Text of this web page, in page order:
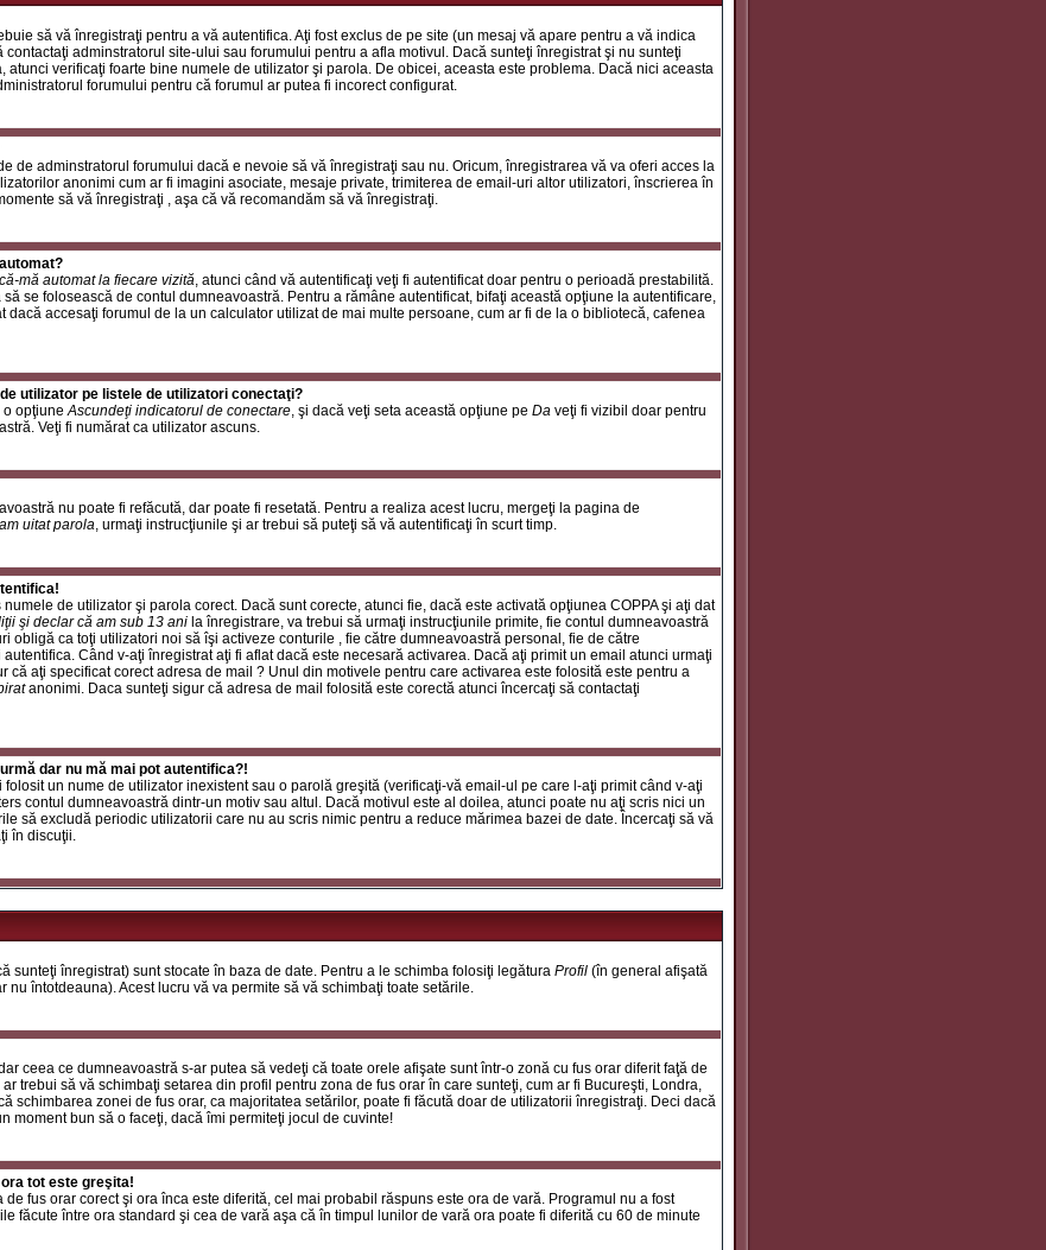
să vă înregistraţi pentru a vă autentifica. Aţi fost exclus de pe site (un mesaj vă apare pentru a vă indica
contactaţi adminstratorul site-ului sau forumului pentru a afla motivul. Dacă sunteţi înregistrat şi nu sunteţi
atunci verificaţi foarte bine numele de utilizator şi parola. De obicei, aceasta este problema. Dacă nici aceasta
forumului pentru că forumul ar putea fi incorect configurat.
de adminstratorul forumului dacă e nevoie să vă înregistraţi sau nu. Oricum, înregistrarea vă va oferi acces la
anonimi cum ar fi imagini asociate, mesaje private, trimiterea de email-uri altor utilizatori, înscrierea în
să vă înregistraţi , aşa că vă recomandăm să vă înregistraţi.
mă automat la fiecare vizită, atunci când vă autentificaţi veţi fi autentificat doar pentru o perioadă prestabilită.
se folosească de contul dumneavoastră. Pentru a rămâne autentificat, bifaţi această opţiune la autentificare,
dacă accesaţi forumul de la un calculator utilizat de mai multe persoane, cum ar fi de la o bibliotecă, cafenea
utilizator pe listele de utilizatori conectaţi?
o opţiuneAscundeţi indicatorul de conectare, şi dacă veţi seta această opţiune pe Da veţi fi vizibil doar pentru
Veţi fi numărat ca utilizator ascuns.
nu poate fi refăcută, dar poate fi resetată. Pentru a realiza acest lucru, mergeţi la pagina de
uitat parola, urmaţi instrucţiunile şi ar trebui să puteţi să vă autentificaţi în scurt timp.
de utilizator şi parola corect. Dacă sunt corecte, atunci fie, dacă este activată opţiunea COPPA şi aţi dat
şi declar că am sub 13 ani la înregistrare, va trebui să urmaţi instrucţiunile primite, fie contul dumneavoastră
obligă ca toţi utilizatori noi să îşi activeze conturile , fie către dumneavoastră personal, fie de către
Când v-aţi înregistrat aţi fi aflat dacă este necesară activarea. Dacă aţi primit un email atunci urmaţi
că aţi specificat corect adresa de mail ? Unul din motivele pentru care activarea este folosită este pentru a
anonimi. Daca sunteţi sigur că adresa de mail folosită este corectă atunci încercaţi să contactaţi
dar nu mă mai pot autentifica?!
un nume de utilizator inexistent sau o parolă greşită (verificaţi-vă email-ul pe care l-aţi primit când v-aţi
contul dumneavoastră dintr-un motiv sau altul. Dacă motivul este al doilea, atunci poate nu aţi scris nici un
să excludă periodic utilizatorii care nu au scris nimic pentru a reduce mărimea bazei de date. Încercaţi să vă
în discuţii.
sunteţi înregistrat) sunt stocate în baza de date. Pentru a le schimba folosiţi legătura Profil (în general afişată
întotdeauna). Acest lucru vă va permite să vă schimbaţi toate setările.
ceea ce dumneavoastră s-ar putea să vedeţi că toate orele afişate sunt într-o zonă cu fus orar diferit faţă de
trebui să vă schimbaţi setarea din profil pentru zona de fus orar în care sunteţi, cum ar fi Bucureşti, Londra,
schimbarea zonei de fus orar, ca majoritatea setărilor, poate fi făcută doar de utilizatorii înregistraţi. Deci dacă
moment bun să o faceţi, dacă îmi permiteţi jocul de cuvinte!
tot este greşita!
de fus orar corect şi ora înca este diferită, cel mai probabil răspuns este ora de vară. Programul nu a fost
făcute între ora standard şi cea de vară aşa că în timpul lunilor de vară ora poate fi diferită cu 60 de minute